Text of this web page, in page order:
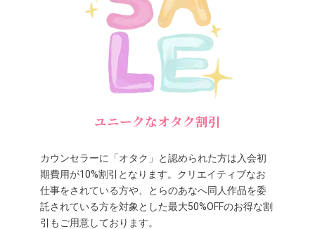
ユニークなオタク割引
カウンセラーに「オタク」と認められた方は入会初
期費用が10%割引となります。クリエイティブなお
仕事をされている方や、とらのあなへ同人作品を委
託されている方を対象とした最大50%OFFのお得な割
引もご用意しております。